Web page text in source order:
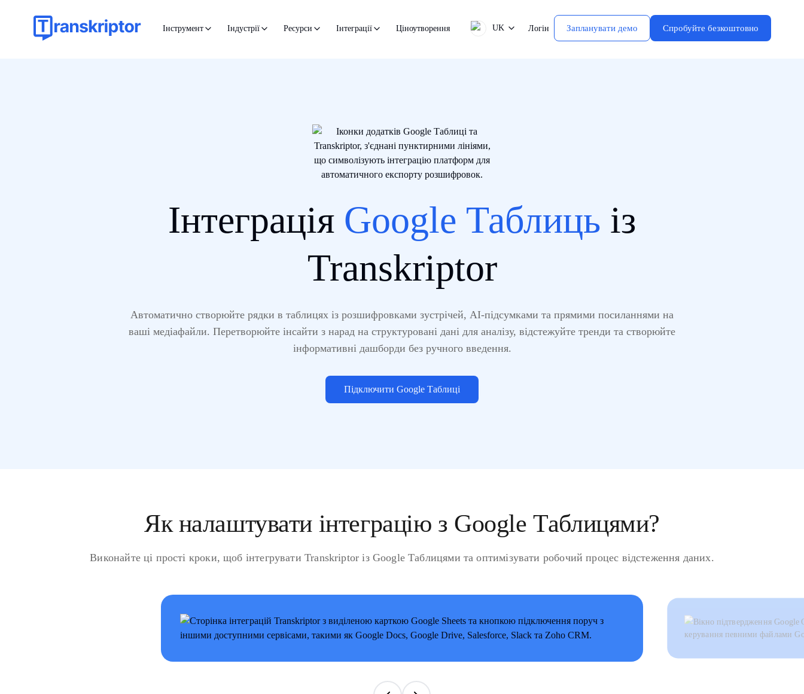
Інструмент Індустрії Ресурси Інтеграції Ціноутворення UK Логін Запланувати демо Спробуйте безкоштовно
Інтеграція Google Таблиць із
Transkriptor
Автоматично створюйте рядки в таблицях із розшифровками зустрічей, AI-підсумками та прямими посиланнями на
ваші медіафайли. Перетворюйте інсайти з нарад на структуровані дані для аналізу, відстежуйте тренди та створюйте
інформативні дашборди без ручного введення.
Підключити Google Таблиці
Як налаштувати інтеграцію з Google Таблицями?
Виконайте ці прості кроки, щоб інтегрувати Transkriptor із Google Таблицями та оптимізувати робочий процес відстеження даних.